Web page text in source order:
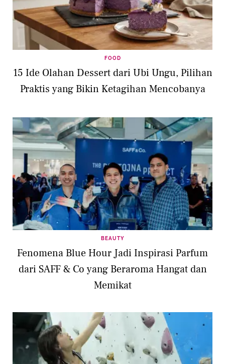
FOOD
15 Ide Olahan Dessert dari Ubi Ungu, Pilihan
Praktis yang Bikin Ketagihan Mencobanya
BEAUTY
Fenomena Blue Hour Jadi Inspirasi Parfum
dari SAFF & Co yang Beraroma Hangat dan
Memikat